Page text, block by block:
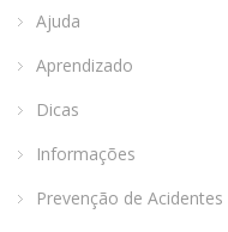
Ajuda
Aprendizado
Dicas
Informações
Prevenção de Acidentes